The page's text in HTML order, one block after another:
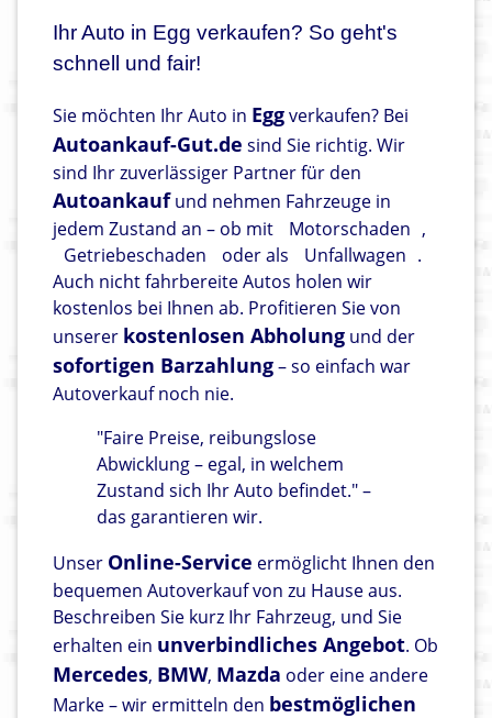
Ihr Auto in Egg verkaufen? So geht's
schnell und fair!
Sie möchten Ihr Auto in Eggverkaufen? Bei
Autoankauf-Gut.de sind Sie richtig. Wir
sind Ihr zuverlässiger Partner für den
Autoankaufund nehmen Fahrzeuge in
jedem Zustand an – ob mit
Motorschaden ,
Getriebeschaden
oder als Unfallwagen .
Auch nicht fahrbereite Autos holen wir
kostenlos bei Ihnen ab. Profitieren Sie von
unserer kostenlosen Abholung und der
sofortigen Barzahlung– so einfach war
Autoverkauf noch nie.
"Faire Preise, reibungslose
Abwicklung – egal, in welchem
Zustand sich Ihr Auto befindet." –
das garantieren wir.
Unser Online-Service ermöglicht Ihnen den
bequemen Autoverkauf von zu Hause aus.
Beschreiben Sie kurz Ihr Fahrzeug, und Sie
erhalten ein unverbindliches Angebot. Ob
Mercedes, BMW, Mazda oder eine andere
Marke – wir ermitteln den bestmöglichen